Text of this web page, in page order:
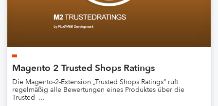
Magento 2 Trusted Shops Ratings
Die Magento-2-Extension „Trusted Shops Ratings“ ruft
regelmäßig alle Bewertungen eines Produktes über die
Trusted- ...